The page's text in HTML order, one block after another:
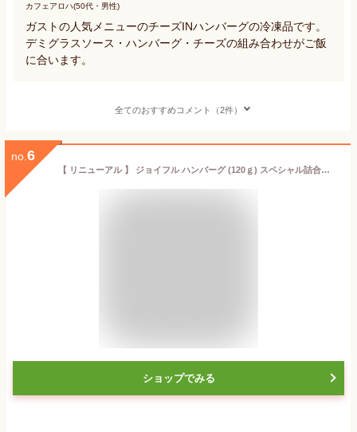
カフェアロハ(50代・男性)
ガストの人気メニューのチーズINハンバーグの冷凍品です。
デミグラスソース・ハンバーグ・チーズの組み合わせがご飯
に合います。
全てのおすすめコメント（2件）
no. 6
【 リニューアル 】 ジョイフル ハンバーグ (120ｇ) スペシャル詰合せセット 3種14個入り （ チーズインデミグラス ソース付き4個 てりやき ソース ペッパー 付き5個 チーズ インハンバーグ トマト ソース付き5個 ） 冷凍
ショップでみる